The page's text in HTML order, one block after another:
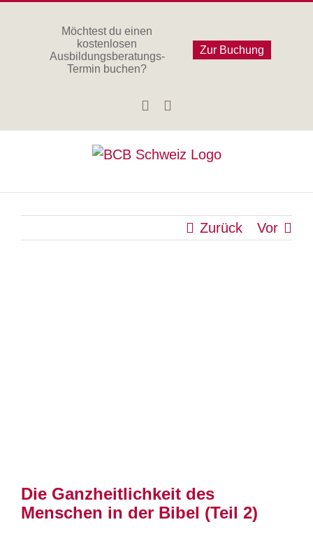
Möchtest du einen
kostenlosen
Ausbildungsberatungs-
Termin buchen?
Zur Buchung
Facebook
Zurück Vor
Die Ganzheitlichkeit des
Menschen in der Bibel (Teil 2)